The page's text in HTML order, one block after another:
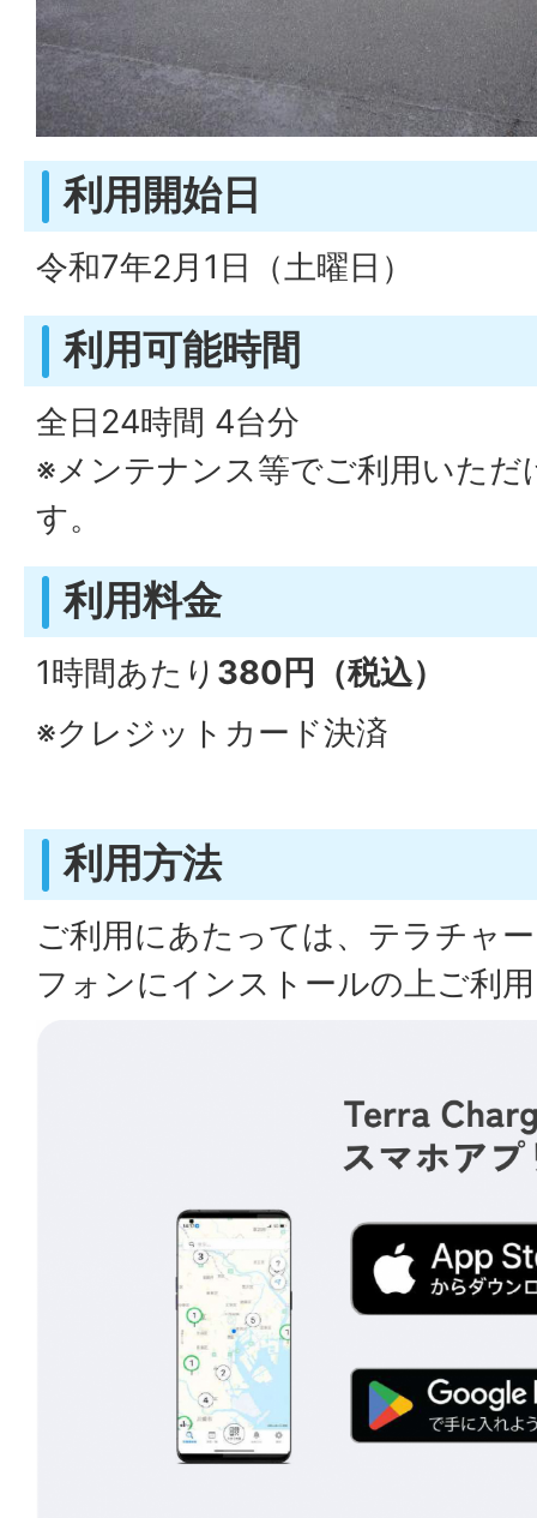
利用開始日
令和7年2月1日（土曜日）
利用可能時間
全日24時間 4台分
※メンテナンス等でご利用いただ
す。
利用料金
1時間あたり 380円（税込）
※クレジットカード決済
利用方法
ご利用にあたっては、テラチャ
フォンにインストールの上ご利